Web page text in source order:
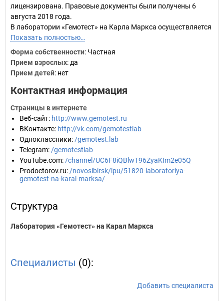
лицензирована. Правовые документы были получены 6
августа 2018 года.
В лаборатории «Гемотест» на Карла Маркса осуществляется
Показать полностью…
Форма собственности: Частная
Прием взрослых: да
Прием детей: нет
Контактная информация
Страницы в интернете
Веб-сайт: http://www.gemotest.ru
ВКонтакте: http://vk.com/gemotestlab
Одноклассники: /gemotest.lab
Telegram: /gemotestlab
YouTube.com: /channel/UC6F8iQBlwT96ZyaKIm2e05Q
Prodoctorov.ru: /novosibirsk/lpu/51820-laboratoriya-
gemotest-na-karal-marksa/
Структура
Лаборатория «Гемотест» на Карал Маркса
Специалисты (0):
Добавить специалиста